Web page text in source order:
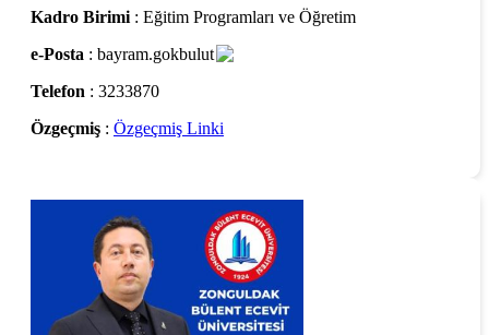
Kadro Birimi : Eğitim Programları ve Öğretim
e-Posta : bayram.gokbulut
Telefon : 3233870
Özgeçmiş : Özgeçmiş Linki